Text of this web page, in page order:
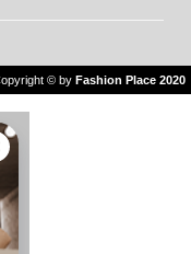
© by Fashion Place 2020